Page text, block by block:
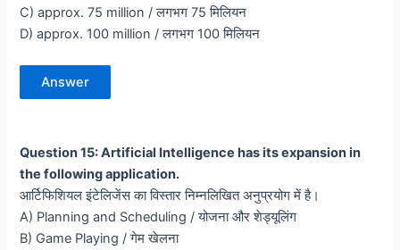
C) approx. 75 million / लगभग 75 मिलियन
D) approx. 100 million / लगभग 100 मिलियन
Answer
Question 15: Artificial Intelligence has its expansion in
the following application.
आर्टिफिशियल इंटेलिजेंस का विस्तार निम्नलिखित अनुप्रयोग में है।
A) Planning and Scheduling / योजना और शेड्यूलिंग
B) Game Playing / गेम खेलना